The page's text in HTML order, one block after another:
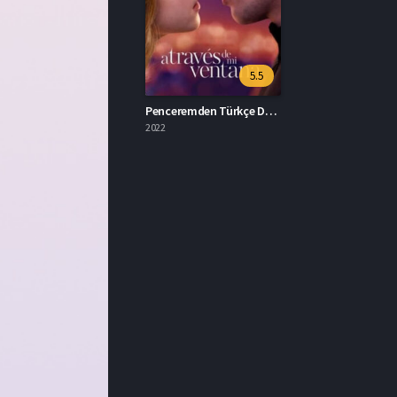
5.5
Penceremden Türkçe Dublaj Full İzle
2022